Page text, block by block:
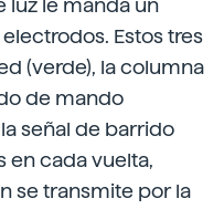
luz le manda un
Estos tres
(verde), la columna
de mando
señal de barrido
en cada vuelta,
se transmite por la